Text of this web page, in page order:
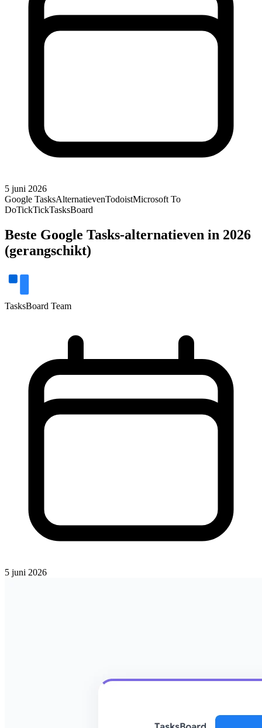
5 juni 2026
Google TasksAlternatievenTodoistMicrosoft To
DoTickTickTasksBoard
Beste Google Tasks-alternatieven in 2026
(gerangschikt)
TasksBoard Team
5 juni 2026